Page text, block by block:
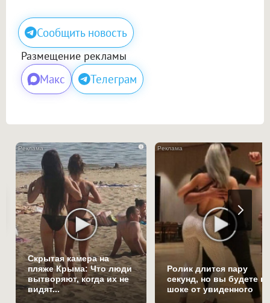
Сообщить новость
Размещение рекламы
Макс Телеграм
i
Скрытая камера на
пляже Крыма: Что люди
вытворяют, когда их не
видят...
Ролик длится пару
секунд, но вы будете в
шоке от увиденного